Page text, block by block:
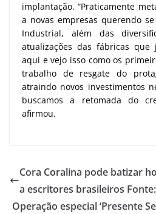
implantação. “Praticamente
a novas empresas querendo
Industrial, além das
atualizações das fábricas que
aqui e vejo isso como os
trabalho de resgate do
atraindo novos investimentos
buscamos a retomada do
afirmou.
Cora Coralina pode batizar
a escritores brasileiros
Operação especial ‘Presente